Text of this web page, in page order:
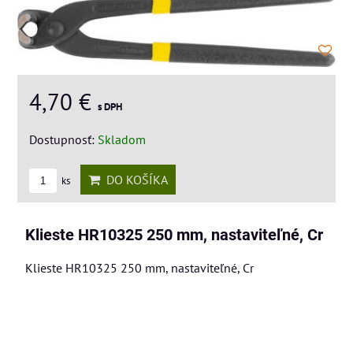
4,70 € s DPH
Dostupnosť: Skladom
ks DO KOŠÍKA
Klieste HR10325 250 mm, nastaviteľné, Cr
Klieste HR10325 250 mm, nastaviteľné, Cr